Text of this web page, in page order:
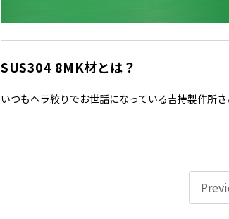
SUS304 8MK材とは？
いつもヘラ絞りでお世話になっている吉持製作所